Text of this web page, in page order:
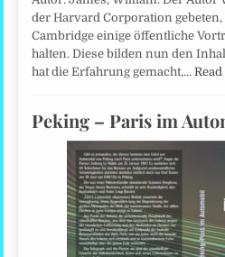
der Harvard Corporation
Cambridge einige öffentliche
halten. Diese bilden nun den
hat die Erfahrung gemacht,…
Peking – Paris im